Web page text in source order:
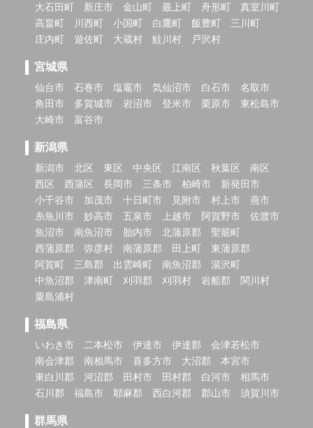
大石田町
新庄市 金山町 最上町 舟形町
真室川町
高畠町
川西町 小国町 白鷹町 飯豊町
三川町
庄内町
遊佐町 大蔵村 鮭川村 戸沢村
宮城県
仙台市 石巻市 塩竈市 気仙沼市 白石市
名取市
角田市
多賀城市 岩沼市 登米市 栗原市
東松島市
大崎市
富谷市
新潟県
新潟市 北区 東区 中央区 江南区 秋葉区
南区
西区
西蒲区 長岡市 三条市 柏崎市
新発田市
小千谷市
加茂市 十日町市 見附市 村上市
燕市
糸魚川市
妙高市 五泉市 上越市 阿賀野市
佐渡市
魚沼市
南魚沼市 胎内市 北蒲原郡
聖籠町
西蒲原郡
弥彦村 南蒲原郡 田上町
東蒲原郡
阿賀町
三島郡 出雲崎町 南魚沼郡
湯沢町
中魚沼郡
津南町 刈羽郡 刈羽村 岩船郡
関川村
粟島浦村
福島県
いわき市 二本松市 伊達市 伊達郡
会津若松市
南会津郡
南相馬市 喜多方市 大沼郡
本宮市
東白川郡
河沼郡 田村市 田村郡 白河市
相馬市
石川郡
福島市 耶麻郡 西白河郡 郡山市 須賀川市
群馬県